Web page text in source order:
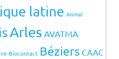
latine Animal
Arles AVATMA
Biocontact Béziers CAAC